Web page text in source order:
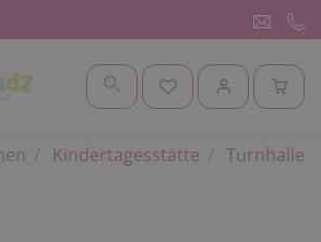
Kindertagesstätte Turnhalle